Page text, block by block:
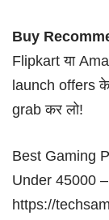
Buy
Flipkart या
launch offers
grab कर लो!
Best Gaming
Under 45000 –
https://